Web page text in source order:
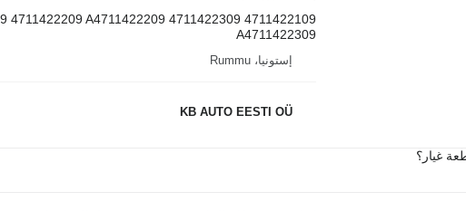
4711422209 A4711422209 4711422309
A4711422309
إستونيا، Rummu
KB AUTO EESTI OÜ
غيار؟